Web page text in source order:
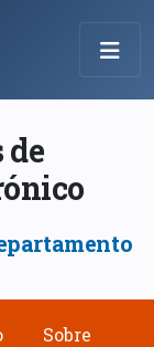
de
Sobre